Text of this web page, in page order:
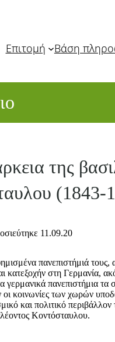
Επιτομή Βάση
της
(1843-
11.09.20
πανεπιστήμιά
κατεξοχήν στη Γερμανία,
πανεπιστήμια
κοινωνίες των χωρών
και πολιτικό
Κοντόσταυλου.